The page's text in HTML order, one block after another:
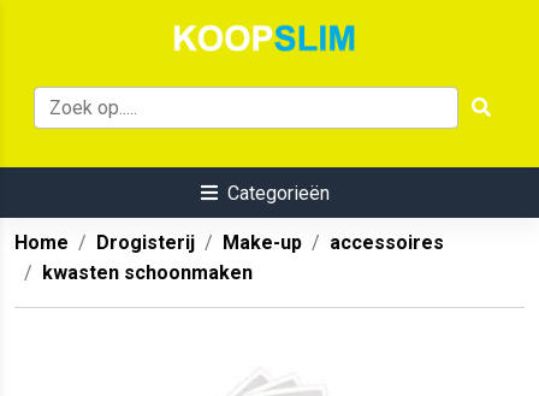
Categorieën
Home Drogisterij Make-up
accessoires
kwasten schoonmaken